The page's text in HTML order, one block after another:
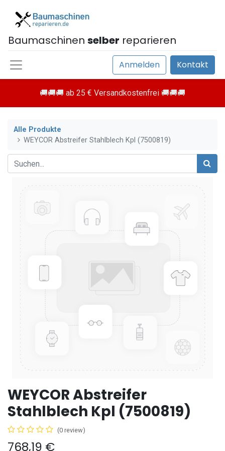
Baumaschinen selber reparieren
Anmelden Kontakt
🚚🚚🚚 ab 25 € Versandkostenfrei 🚚🚚🚚
Alle Produkte
WEYCOR Abstreifer Stahlblech Kpl (7500819)
WEYCOR Abstreifer
Stahlblech Kpl (7500819)
(0 review)
768,19 €